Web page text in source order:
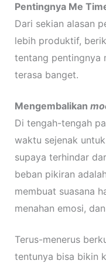
Pentingnya Me
Dari sekian alasan
lebih produktif,
tentang pentingnya
terasa banget.
Mengembalikan
Di tengah-tengah
waktu sejenak
supaya terhindar
beban pikiran
membuat suasana
menahan emosi,
Terus-menerus
tentunya bisa bikin